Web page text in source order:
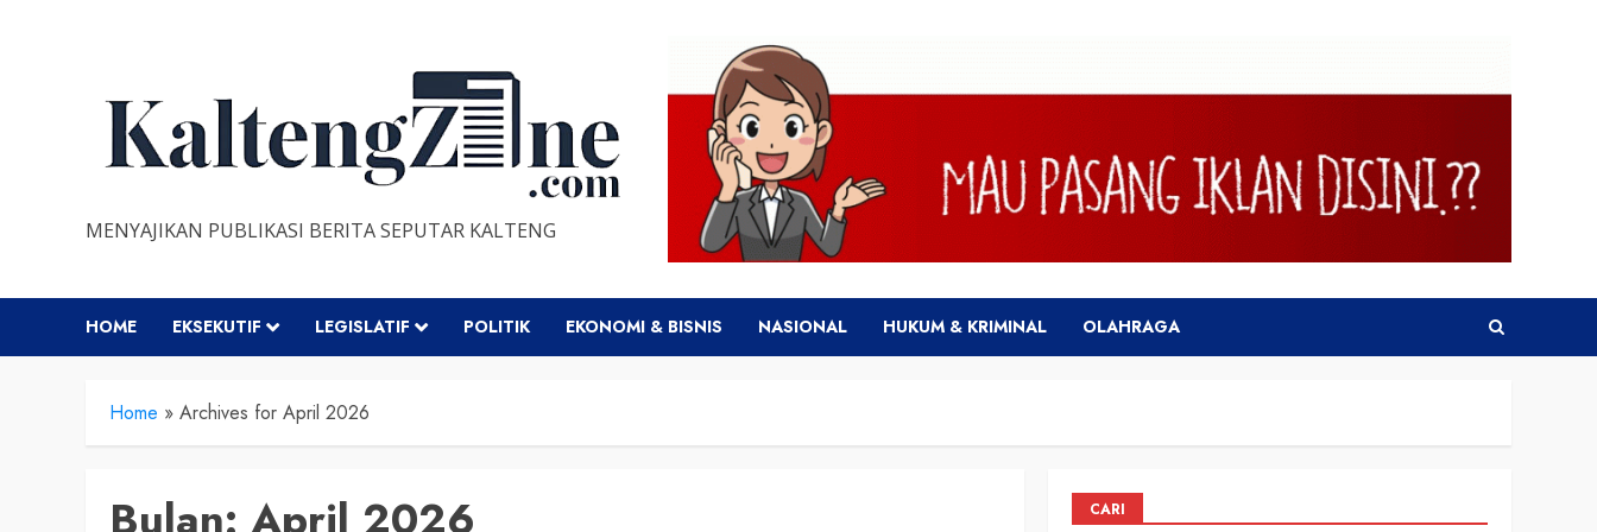
MENYAJIKAN PUBLIKASI BERITA SEPUTAR KALTENG
HOME EKSEKUTIF LEGISLATIF POLITIK EKONOMI & BISNIS NASIONAL HUKUM & KRIMINAL OLAHRAGA
Home » Archives for April 2026
Bulan: April 2026 CARI